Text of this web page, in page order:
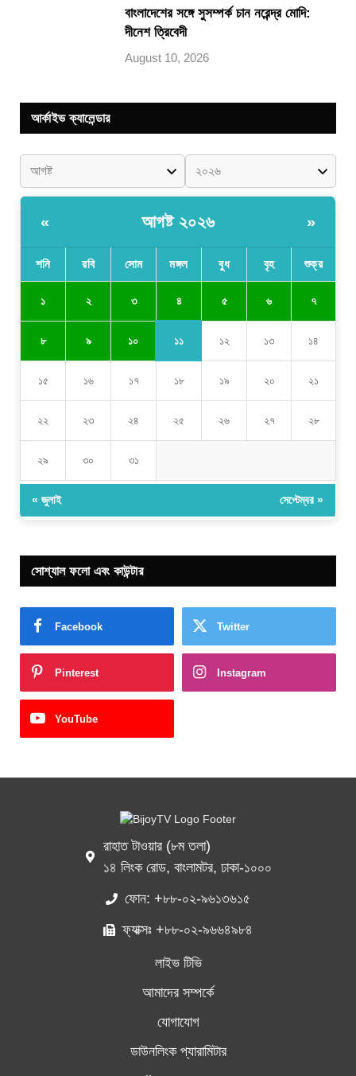
বাংলাদেশের সঙ্গে সুসম্পর্ক চান নরেন্দ্র মোদি:
দীনেশ ত্রিবেদী
August 10, 2026
আর্কাইভ ক্যালেন্ডার
« আগষ্ট ২০২৬ »
শনি রবি সোম মঙ্গল বুধ বৃহ শুক্র
১ ২ ৩ ৪ ৫ ৬ ৭
৮ ৯ ১০ ১১ ১২ ১৩ ১৪
১৫ ১৬ ১৭ ১৮ ১৯ ২০ ২১
২২ ২৩ ২৪ ২৫ ২৬ ২৭ ২৮
২৯ ৩০ ৩১
« জুলাই সেপ্টেম্বর »
সোশ্যাল ফলো এবং কাউন্টার
Facebook Twitter
Pinterest Instagram
YouTube
রাহাত টাওয়ার (৮ম তলা)
১৪ লিংক রোড, বাংলামটর, ঢাকা-১০০০
ফোন: +৮৮-০২-৯৬১৩৬১৫
ফ্যাক্সঃ +৮৮-০২-৯৬৬৪৯৮৪
লাইভ টিভি
আমাদের সম্পর্কে
যোগাযোগ
ডাউনলিংক প্যারামিটার